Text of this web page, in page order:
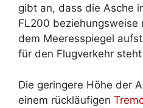
gibt an, dass die Asche
FL200
dem Meeresspiegel
für den Flugverkehr
Die geringere Höhe der
einem rückläufigen